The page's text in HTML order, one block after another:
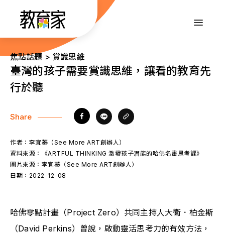
內
::: 焦點話題 > 賞識思維
臺灣的孩子需要賞識思維，讓看的教育先
行於聽
Share
作者： 李宜蓁（See More ART創辦人）
資料來源：
《ARTFUL THINKING 激發孩子潛能的哈佛名畫思考課》
圖片來源： 李宜蓁（See More ART創辦人）
日期： 2022-12-08
哈佛零點計畫（Project Zero）共同主持人大衛．柏金斯
（David Perkins）曾說，啟動靈活思考力的有效方法，